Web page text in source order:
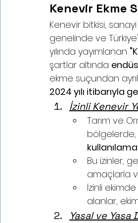
Kenevir Ekme
Kenevir bitkisi,
genelinde ve
yılında yayımlanan
şartlar altında
ekme suçundan
2024 yılı itibarıyla
İzinli Kenevir
Tarım ve
bölgelerde,
Bu izinler,
amaçlarla
İzinli
alanlar,
Yasal ve Yasa